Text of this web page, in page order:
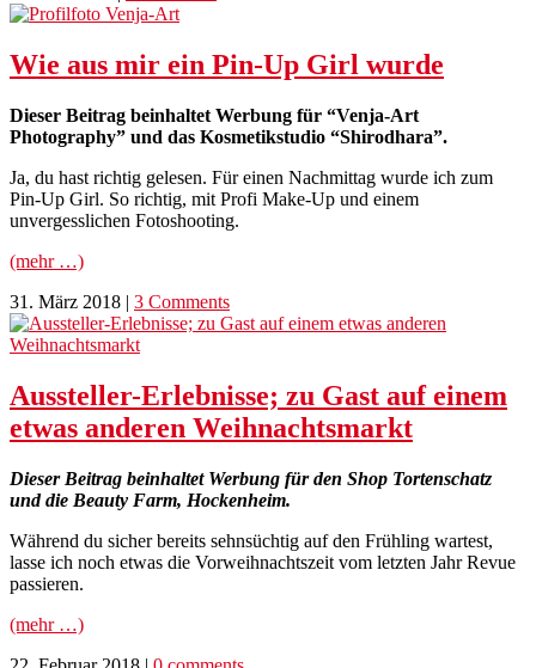
Wie aus mir ein Pin-Up Girl wurde
Dieser Beitrag beinhaltet Werbung für “Venja-Art
Photography” und das Kosmetikstudio “Shirodhara”.
Ja, du hast richtig gelesen. Für einen Nachmittag wurde ich zum
Pin-Up Girl. So richtig, mit Profi Make-Up und einem
unvergesslichen Fotoshooting.
(mehr …)
31. März 2018 | 3 Comments
Aussteller-Erlebnisse; zu Gast auf einem
etwas anderen Weihnachtsmarkt
Dieser Beitrag beinhaltet Werbung für den Shop Tortenschatz
und die Beauty Farm, Hockenheim.
Während du sicher bereits sehnsüchtig auf den Frühling wartest,
lasse ich noch etwas die Vorweihnachtszeit vom letzten Jahr Revue
passieren.
(mehr …)